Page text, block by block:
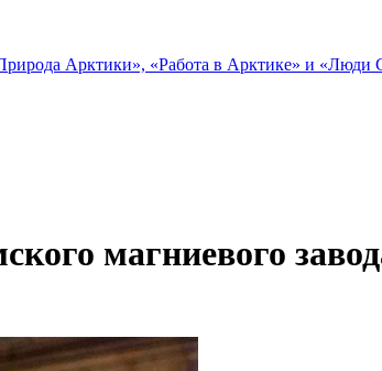
Арктики», «Работа в Арктике» и
магниевого